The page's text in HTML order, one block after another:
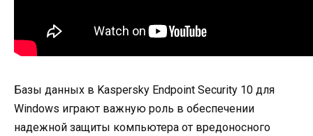
Базы данных в Kaspersky Endpoint Security 10 для
Windows играют важную роль в обеспечении
надежной защиты компьютера от вредоносного